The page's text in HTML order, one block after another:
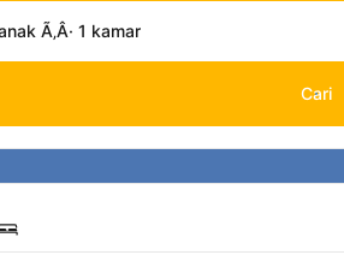
Ã‚Â· 1 kamar
Cari